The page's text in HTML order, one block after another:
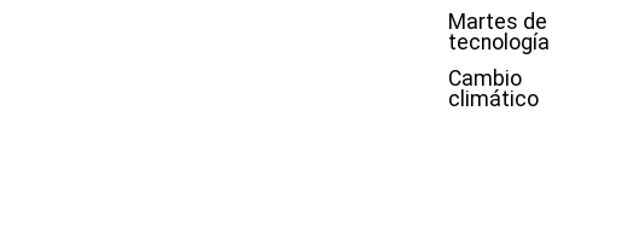
Martes de
tecnología
Cambio
climático